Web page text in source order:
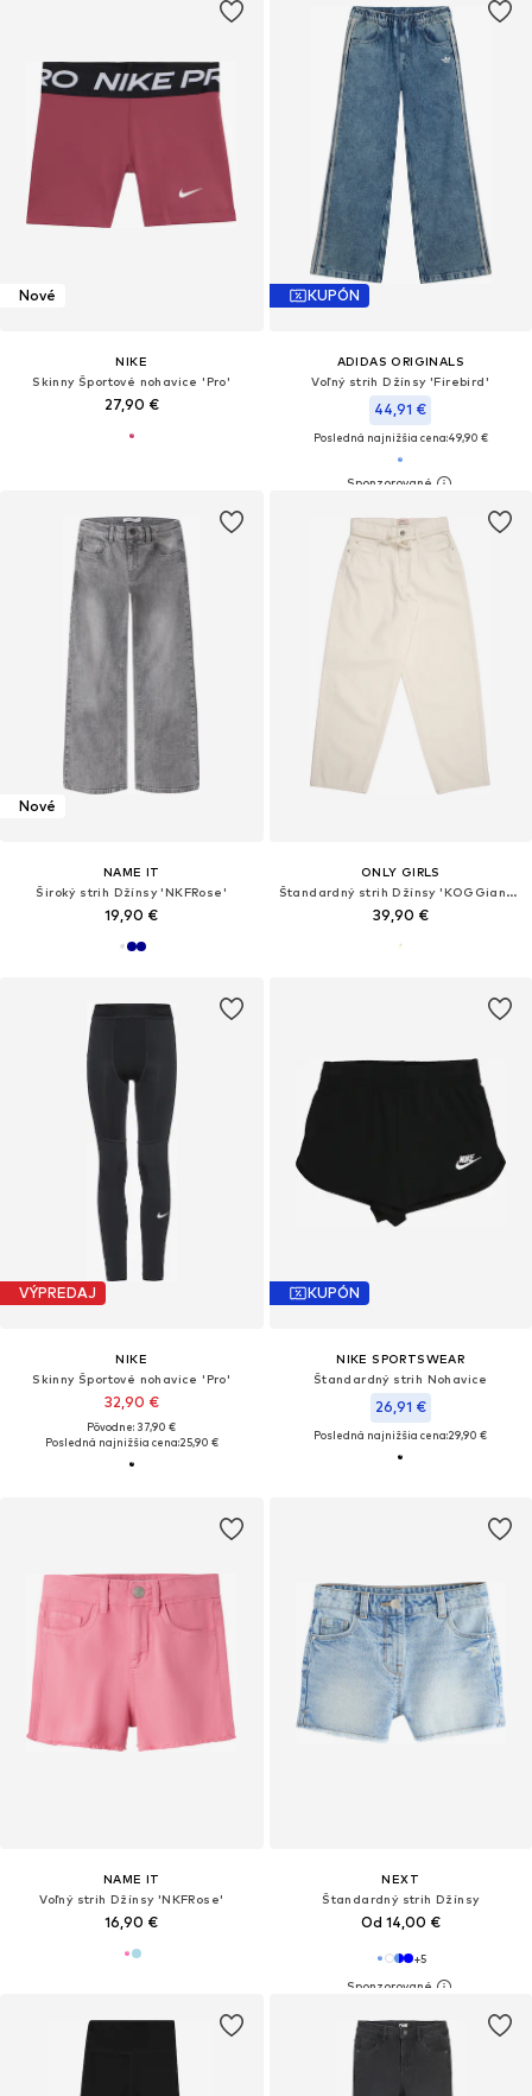
Nové
NIKE
Skinny Športové nohavice 'Pro'
27,90 €
KUPÓN
ADIDAS ORIGINALS
Voľný strih Džínsy 'Firebird'
44,91 €
Posledná najnižšia cena:49,90 €
Nové
NAME IT
Široký strih Džínsy 'NKFRose'
19,90 €
ONLY GIRLS
Štandardný strih Džínsy 'KOGGianna'
39,90 €
VÝPREDAJ
NIKE
Skinny Športové nohavice 'Pro'
32,90 €
Pôvodne: 37,90 €
Posledná najnižšia cena:25,90 €
KUPÓN
NIKE SPORTSWEAR
Štandardný strih Nohavice
26,91 €
Posledná najnižšia cena:29,90 €
NAME IT
Voľný strih Džínsy 'NKFRose'
16,90 €
NEXT
Štandardný strih Džínsy
Od 14,00 €
+5